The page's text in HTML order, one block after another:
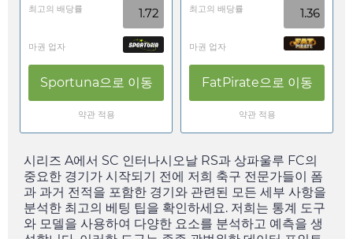
최고의 배당률 1.72
마권 업자
Sportuna으로 이동
약관 적용
최고의 배당률 1.36
마권 업자
FatPirate으로 이동
약관 적용
시리즈 A에서 SC 인터나시오날 RS과 상파울루 FC의
중요한 경기가 시작되기 전에 저희 축구 전문가들이 폼
과 과거 전적을 포함한 경기와 관련된 모든 세부 사항을
분석한 최고의 베팅 팁을 확인하세요. 저희는 통계 도구
와 모델을 사용하여 다양한 요소를 분석하고 예측을 생